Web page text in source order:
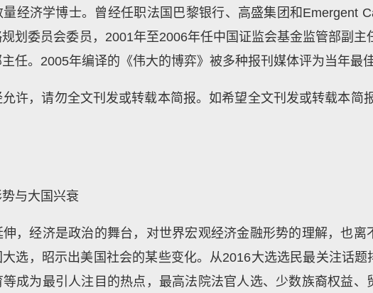
经济学博士。曾经任职法国巴黎银行、高盛集团和Emergent
划委员会委员，2001年至2006年任中国证监会基金监管部副
任。2005年编译的《伟大的博弈》被多种报刊媒体评为当年最
许，请勿全文刊发或转载本简报。如希望全文刊发或转载本简
与大国兴衰
，经济是政治的舞台，对世界宏观经济金融形势的理解，也
选，昭示出美国社会的某些变化。从2016大选选民最关注话
等成为最引人注目的热点，最高法院法官人选、少数族裔权益